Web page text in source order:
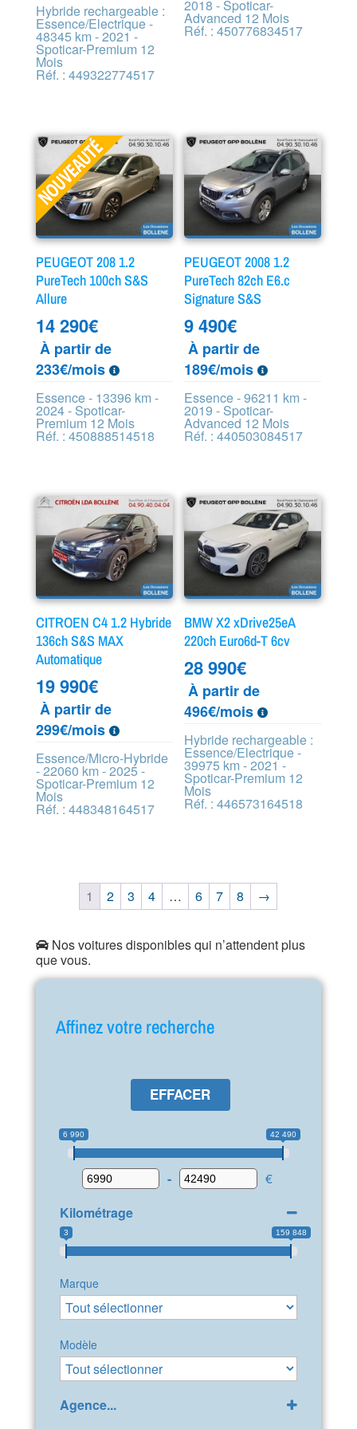
Hybride rechargeable :
Essence/Electrique -
48345 km - 2021 -
Spoticar-Premium 12
Mois
Réf. : 449322774517
2018 - Spoticar-
Advanced 12 Mois
Réf. : 450776834517
PEUGEOT 208 1.2
PureTech 100ch S&S
Allure
14 290€
À partir de
233€/mois
Essence - 13396 km -
2024 - Spoticar-
Premium 12 Mois
Réf. : 450888514518
PEUGEOT 2008 1.2
PureTech 82ch E6.c
Signature S&S
9 490€
À partir de
189€/mois
Essence - 96211 km -
2019 - Spoticar-
Advanced 12 Mois
Réf. : 440503084517
CITROEN C4 1.2 Hybride
136ch S&S MAX
Automatique
19 990€
À partir de
299€/mois
Essence/Micro-Hybride
- 22060 km - 2025 -
Spoticar-Premium 12
Mois
Réf. : 448348164517
BMW X2 xDrive25eA
220ch Euro6d-T 6cv
28 990€
À partir de
496€/mois
Hybride rechargeable :
Essence/Electrique -
39975 km - 2021 -
Spoticar-Premium 12
Mois
Réf. : 446573164518
1 2 3 4 … 6 7 8 →
Nos voitures disponibles qui n’attendent plus
que vous.
Affinez votre recherche
EFFACER
6 990 42 490
-
€
Kilométrage
3 159 848
Marque
Modèle
Agence...